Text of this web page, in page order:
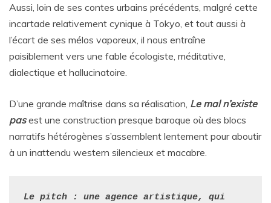
Aussi, loin de ses contes urbains précédents, malgré cette
incartade relativement cynique à Tokyo, et tout aussi à
l’écart de ses mélos vaporeux, il nous entraîne
paisiblement vers une fable écologiste, méditative,
dialectique et hallucinatoire.
D’une grande maîtrise dans sa réalisation, Le mal n’existe
pasest une construction presque baroque où des blocs
narratifs hétérogènes s’assemblent lentement pour aboutir
à un inattendu western silencieux et macabre.
Le pitch : une agence artistique, qui